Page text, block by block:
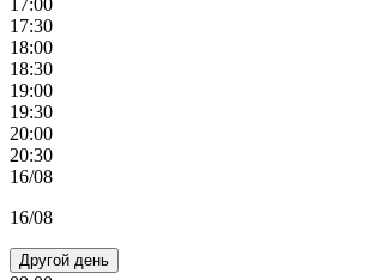
17:30
18:00
18:30
19:00
19:30
20:00
20:30
16/08
16/08
Другой день